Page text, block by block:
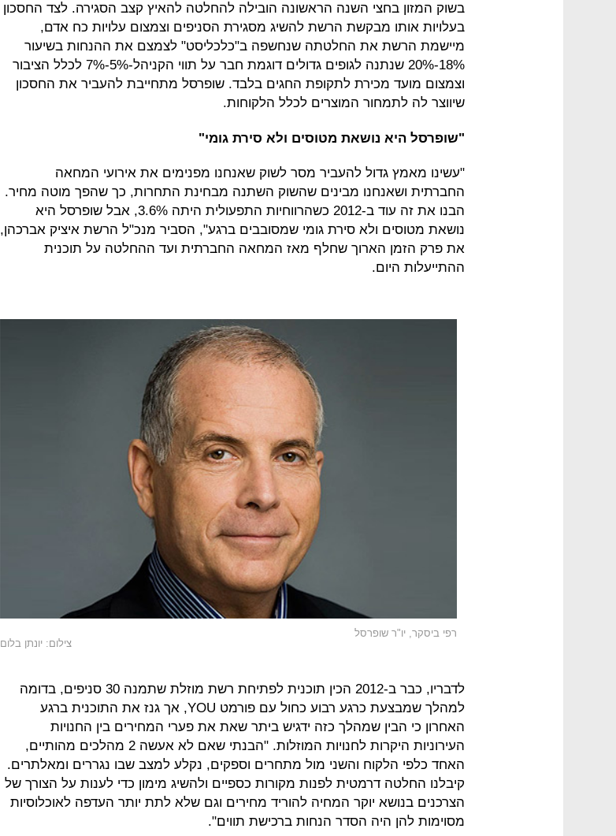
בשוק המזון בחצי השנה הראשונה הובילה להחלטה להאיץ קצב הסגירה. לצד החסכון
בעלויות אותו מבקשת הרשת להשיג מסגירת הסניפים וצמצום עלויות כח אדם,
מיישמת הרשת את החלטתה שנחשפה ב"כלכליסט" לצמצם את ההנחות בשיעור
18%-20% שנתנה לגופים גדולים דוגמת חבר על תווי הקניהל-5%-7% לכלל הציבור
וצמצום מועד מכירת לתקופת החגים בלבד. שופרסל מתחייבת להעביר את החסכון
שיווצר לה לתמחור המוצרים לכלל הלקוחות.
"שופרסל היא נושאת מטוסים ולא סירת גומי"
"עשינו מאמץ גדול להעביר מסר לשוק שאנחנו מפנימים את אירועי המחאה
החברתית ושאנחנו מבינים שהשוק השתנה מבחינת התחרות, כך שהפך מוטה מחיר.
הבנו את זה עוד ב-2012 כשהרווחיות התפעולית היתה 3.6%, אבל שופרסל היא
נושאת מטוסים ולא סירת גומי שמסובבים ברגע", הסביר מנכ"ל הרשת איציק אברכהן,
את פרק הזמן הארוך שחלף מאז המחאה החברתית ועד ההחלטה על תוכנית
ההתייעלות היום.
רפי ביסקר, יו"ר שופרסל
צילום: יונתן בלום
לדבריו, כבר ב-2012 הכין תוכנית לפתיחת רשת מוזלת שתמנה 30 סניפים, בדומה
למהלך שמבצעת כרגע רבוע כחול עם פורמט YOU, אך גנז את התוכנית ברגע
האחרון כי הבין שמהלך כזה ידגיש ביתר שאת את פערי המחירים בין החנויות
העירוניות היקרות לחנויות המוזלות. "הבנתי שאם לא אעשה 2 מהלכים מהותיים,
האחד כלפי הלקוח והשני מול מתחרים וספקים, נקלע למצב שבו נגררים ומאלתרים.
קיבלנו החלטה דרמטית לפנות מקורות כספיים ולהשיג מימון כדי לענות על הצורך של
הצרכנים בנושא יוקר המחיה להוריד מחירים וגם שלא לתת יותר העדפה לאוכלוסיות
מסוימות להן היה הסדר הנחות ברכישת תווים".